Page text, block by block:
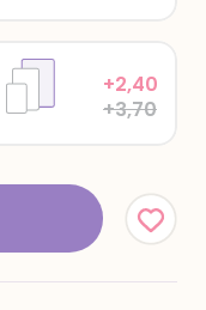
+2,40
+3,70